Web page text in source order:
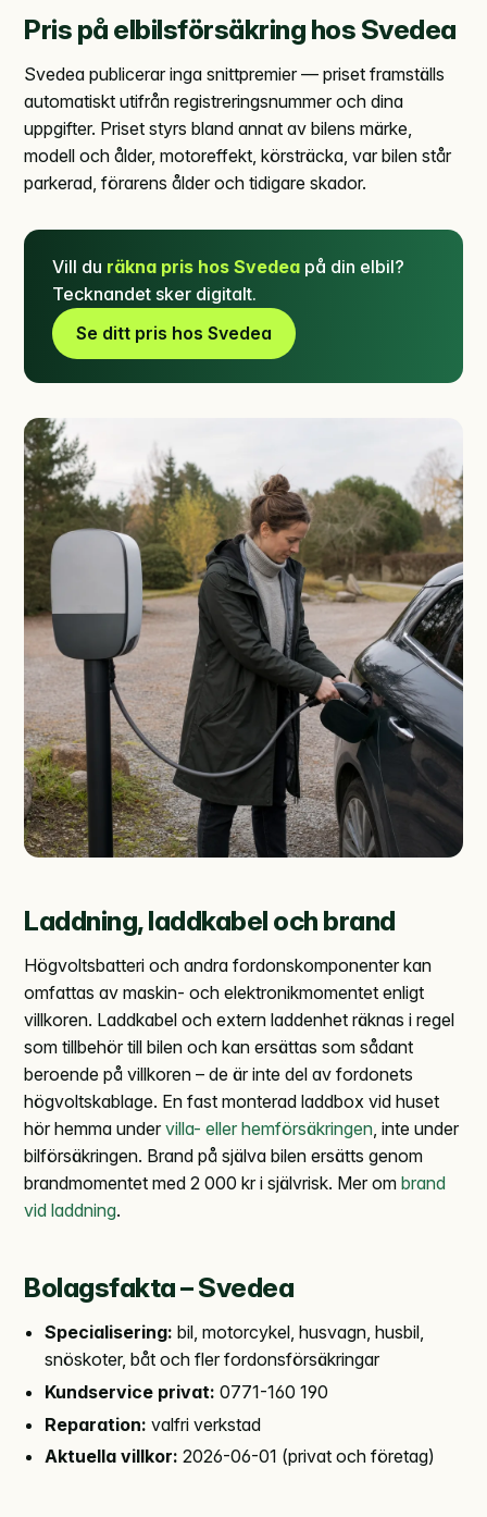
Pris på elbilsförsäkring hos Svedea
Svedea publicerar inga snittpremier — priset framställs
automatiskt utifrån registreringsnummer och dina
uppgifter. Priset styrs bland annat av bilens märke,
modell och ålder, motoreffekt, körsträcka, var bilen står
parkerad, förarens ålder och tidigare skador.
Vill du räkna pris hos Svedea på din elbil?
Tecknandet sker digitalt.
Se ditt pris hos Svedea
Laddning, laddkabel och brand
Högvoltsbatteri och andra fordonskomponenter kan
omfattas av maskin- och elektronikmomentet enligt
villkoren. Laddkabel och extern laddenhet räknas i regel
som tillbehör till bilen och kan ersättas som sådant
beroende på villkoren – de är inte del av fordonets
högvoltskablage. En fast monterad laddbox vid huset
hör hemma under villa- eller hemförsäkringen , inte under
bilförsäkringen. Brand på själva bilen ersätts genom
brandmomentet med 2 000 kr i självrisk. Mer om brand
vid laddning.
Bolagsfakta – Svedea
Specialisering: bil, motorcykel, husvagn, husbil,
snöskoter, båt och fler fordonsförsäkringar
Kundservice privat: 0771-160 190
Reparation: valfri verkstad
Aktuella villkor: 2026-06-01 (privat och företag)